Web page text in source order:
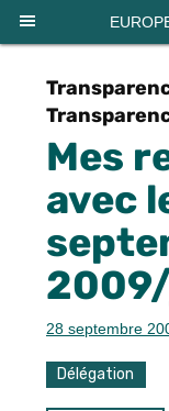
Mes
avec
28 septembre
Délégation